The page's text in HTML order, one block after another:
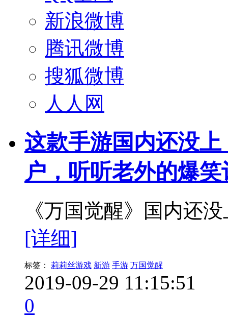
新浪微博
腾讯微博
搜狐微博
人人网
这款手游国内还没
户，听听老外的爆笑
《万国觉醒》国内还
[详细]
标签： 莉莉丝游戏 新游 手游 万国觉醒
2019-09-29 11:15:51
0